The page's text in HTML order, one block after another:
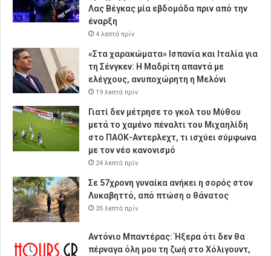
Λας Βέγκας μία εβδομάδα πριν από την
έναρξη
4 λεπτά πρίν
«Στα χαρακώματα» Ισπανία και Ιταλία για
τη Σένγκεν: Η Μαδρίτη απαντά με
ελέγχους, ανυποχώρητη η Μελόνι
19 λεπτά πρίν
Γιατί δεν μέτρησε το γκολ του Μύθου
μετά το χαμένο πέναλτι του Μιχαηλίδη
στο ΠΑΟΚ-Αντερλεχτ, τι ισχύει σύμφωνα
με τον νέο κανονισμό
24 λεπτά πρίν
Σε 57χρονη γυναίκα ανήκει η σορός στον
Λυκαβηττό, από πτώση ο θάνατος
35 λεπτά πρίν
Αντόνιο Μπαντέρας: Ήξερα ότι δεν θα
πέρναγα όλη μου τη ζωή στο Χόλιγουντ,